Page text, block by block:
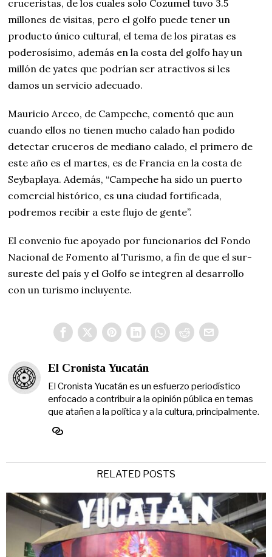
cruceristas, de los cuales solo Cozumel tuvo 3.5
millones de visitas, pero el golfo puede tener un
producto único cultural, el tema de los piratas es
poderosísimo, además en la costa del golfo hay un
millón de yates que podrían ser atractivos si les
damos un servicio adecuado.
Mauricio Arceo, de Campeche, comentó que aun
cuando ellos no tienen mucho calado han podido
detectar cruceros de mediano calado, el primero de
este año es el martes, es de Francia en la costa de
Seybaplaya. Además, “Campeche ha sido un puerto
comercial histórico, es una ciudad fortificada,
podremos recibir a este flujo de gente”.
El convenio fue apoyado por funcionarios del Fondo
Nacional de Fomento al Turismo, a fin de que el sur-
sureste del país y el Golfo se integren al desarrollo
con un turismo incluyente.
El Cronista Yucatán
El Cronista Yucatán es un esfuerzo periodístico
enfocado a contribuir a la opinión pública en temas
que atañen a la política y a la cultura, principalmente.
RELATED POSTS